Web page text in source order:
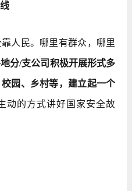
人民。哪里有群众，哪里
分/支公司积极开展形式多
园、乡村等，建立起一个
动的方式讲好国家安全故